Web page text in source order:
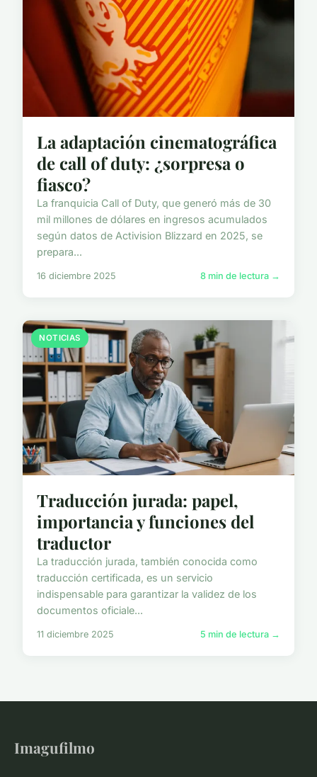
La adaptación cinematográfica
de call of duty: ¿sorpresa o
fiasco?
La franquicia Call of Duty, que generó más de 30
mil millones de dólares en ingresos acumulados
según datos de Activision Blizzard en 2025, se
prepara...
16 diciembre 2025 8 min de lectura →
NOTICIAS
Traducción jurada: papel,
importancia y funciones del
traductor
La traducción jurada, también conocida como
traducción certificada, es un servicio
indispensable para garantizar la validez de los
documentos oficiale...
11 diciembre 2025 5 min de lectura →
Imagufilmo